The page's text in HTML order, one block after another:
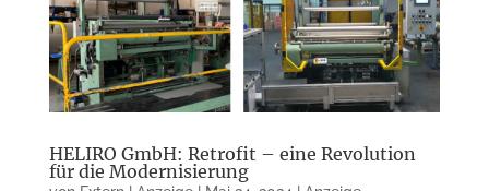
HELIRO GmbH: Retrofit – eine Revolution
für die Modernisierung